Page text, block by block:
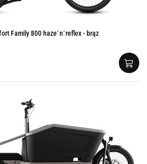
Family 800 haze´n´reflex - brąz